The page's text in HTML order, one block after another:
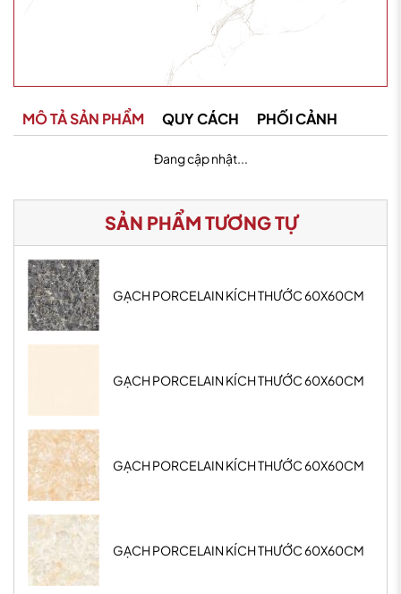
MÔ TẢ SẢN PHẨM QUY CÁCH PHỐI CẢNH
Đang cập nhật...
SẢN PHẨM TƯƠNG TỰ
GẠCH PORCELAIN KÍCH THƯỚC 60X60CM
GẠCH PORCELAIN KÍCH THƯỚC 60X60CM
GẠCH PORCELAIN KÍCH THƯỚC 60X60CM
GẠCH PORCELAIN KÍCH THƯỚC 60X60CM